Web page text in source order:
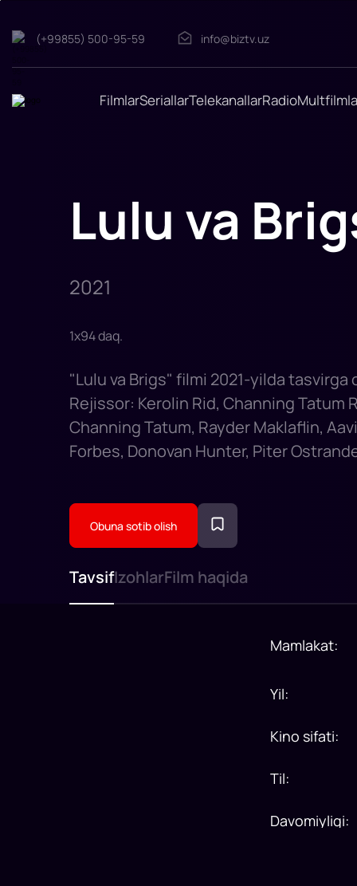
va
"Lulu
(+99855) 500-95-59 info@biztv.uz
FilmlarSeriallarTelekanallarRadio
Lulu va
2021
1x94daq.
"Lulu va Brigs" filmi 2021-yilda tasvirga
Rejissor: Kerolin Rid, Channing Tatum
Channing Tatum, Rayder Maklaflin,
Forbes, Donovan Hunter, Piter
Obuna sotib olish
TavsifIzohlarFilm haqida
Mamlakat:
Yil:
Kino sifati:
Til:
Davomiyligi: